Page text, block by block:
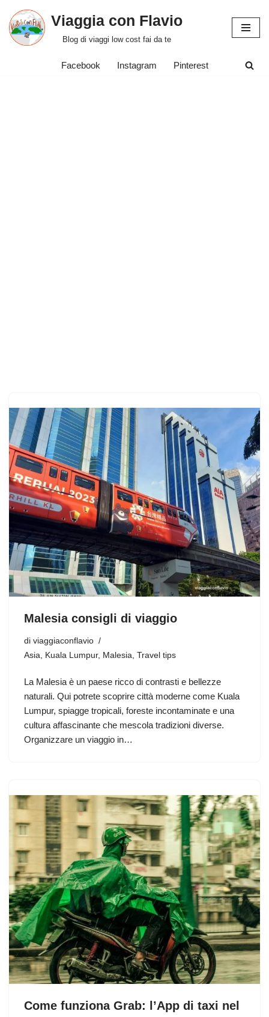
Vai
Viaggia con Flavio
Blog di viaggi low cost fai da te
Facebook Instagram Pinterest
Malesia consigli di viaggio
di viaggiaconflavio
Asia, Kuala Lumpur, Malesia, Travel tips
La Malesia è un paese ricco di contrasti e bellezze
naturali. Qui potrete scoprire città moderne come Kuala
Lumpur, spiagge tropicali, foreste incontaminate e una
cultura affascinante che mescola tradizioni diverse.
Organizzare un viaggio in…
Come funziona Grab: l’App di taxi nel